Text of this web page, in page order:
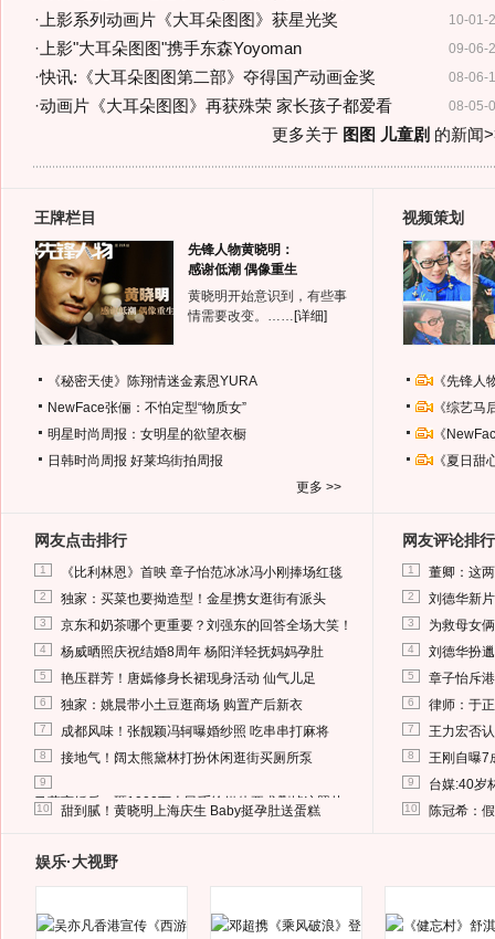
10-01-
· 上影系列动画片《大耳朵图图》获星光奖
09-06-
· 上影"大耳朵图图"携手东森Yoyoman
08-06-
·快讯:《大耳朵图图第二部》夺得国产动画金奖
08-05-
·动画片《大耳朵图图》再获殊荣 家长孩子都爱看
更多关于 图图 儿童剧 的新闻
王牌栏目
先锋人物黄晓明：
感谢低潮 偶像重生
黄晓明开始意识到，有些事
情需要改变。…… [详细]
《秘密天使》陈翔情迷金素恩YURA
NewFace张俪：不怕定型“物质女”
明星时尚周报：女明星的欲望衣橱
日韩时尚周报 好莱坞街拍周报
更多 >>
视频策划
《先锋
《综艺
《
《夏日
网友点击排行
1 《比利林恩》首映 章子怡范冰冰冯小刚捧场红毯
2 独家：买菜也要拗造型！金星携女逛街有派头
3 京东和奶茶哪个更重要？刘强东的回答全场大笑！
4 杨威晒照庆祝结婚8周年 杨阳洋轻抚妈妈孕肚
5 艳压群芳！唐嫣修身长裙现身活动 仙气儿足
6 独家：姚晨带小土豆逛商场 购置产后新衣
7 成都风味！张靓颖冯轲曝婚纱照 吃串串打麻将
8 接地气！阔太熊黛林打扮休闲逛街买厕所泵
9
马蓉离婚后，砸1000万人民币给媒体要求删掉这照片
10 甜到腻！黄晓明上海庆生 Baby挺孕肚送蛋糕
网友评论排行
1 董卿：这
2 刘德华新
3 为救母女
4 刘德华扮
5 章子怡斥
6 律师：于
7 王力宏否
8 王刚自曝7
9 台媒:40岁
10 陈冠希：
娱乐·大视野